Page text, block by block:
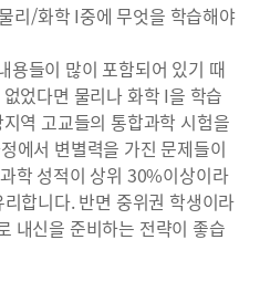
리/화학 I중에 무엇을 학습해야
용들이 많이 포함되어 있기 때
었다면 물리나 화학 I을 학습
역 고교들의 통합과학 시험을
에서 변별력을 가진 문제들이
학 성적이 상위 30%이상이라
합니다. 반면 중위권 학생이라
내신을 준비하는 전략이 좋습